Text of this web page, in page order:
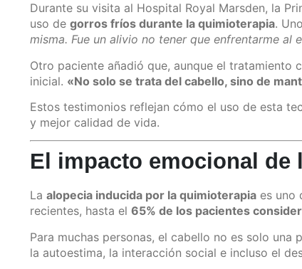
Durante su visita al Hospital Royal Marsden, la
uso de gorros fríos durante la quimioterapia.
misma. Fue un alivio no tener que enfrentarme
Otro paciente añadió que, aunque el tratamiento
inicial. «No solo se trata del cabello, sino de
Estos testimonios reflejan cómo el uso de esta
y mejor calidad de vida.
El impacto emocional de
La alopecia inducida por la quimioterapia es uno
recientes, hasta el 65% de los pacientes
Para muchas personas, el cabello no es solo
la autoestima, la interacción social e incluso el